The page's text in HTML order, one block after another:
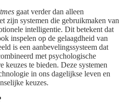
gaat verder dan alleen
zijn systemen die gebruikmaken van
intelligentie. Dit betekent dat
inspelen op de gelaagdheid van
is een aanbevelingssysteem dat
met psychologische
keuzes te bieden. Deze systemen
in ons dagelijkse leven en
keuzes.